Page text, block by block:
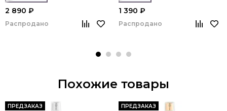
2 890 ₽
Распродано
1 390 ₽
Распродано
Похожие товары
ПРЕДЗАКАЗ ПРЕДЗАКАЗ